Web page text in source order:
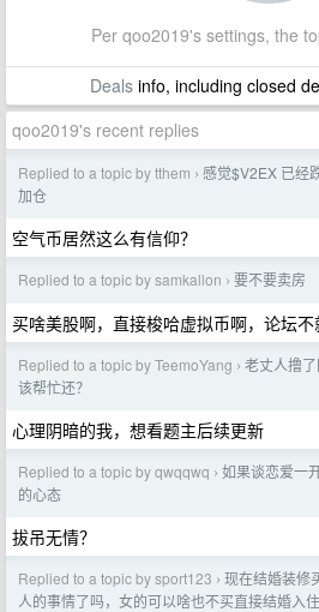
Per qoo2019's settings, the
Dealsinfo, including closed
qoo2019's recent replies
Replied to a topic by tthem › 感觉$V2EX 已经
加仓
空气币居然这么有信仰？
Replied to a topic by samkallon › 要不要卖房
买啥美股啊，直接梭哈虚拟币啊，论坛
Replied to a topic by TeemoYang › 老丈人撸
该帮忙还？
心理阴暗的我，想看题主后续更新
Replied to a topic by qwqqwq › 如果谈恋爱一
的心态
拔吊无情？
Replied to a topic by sport123 › 现在结婚装修
人的事情了吗，女的可以啥也不买直接结婚入住